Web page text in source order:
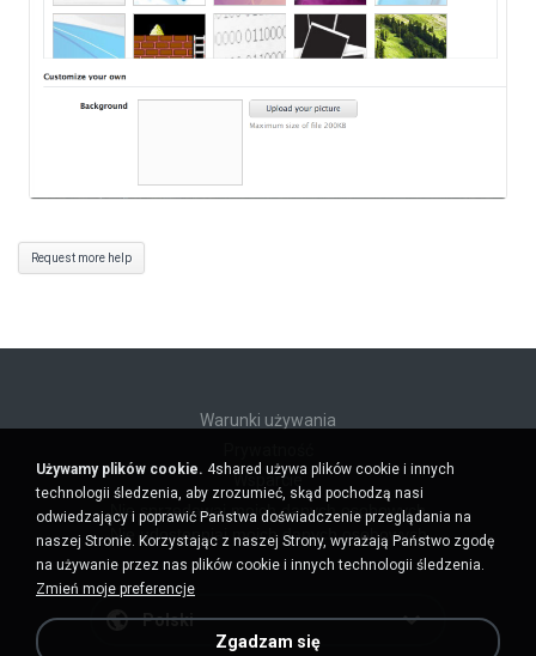
Request more help
Warunki używania
Wsparcie
Nie sprzedawaj moich danych osobowych
Nie udostępniaj moich danych osobowych
Polski
Używamy plików cookie. 4shared używa plików cookie i innych
technologii śledzenia, aby zrozumieć, skąd pochodzą nasi
odwiedzający i poprawić Państwa doświadczenie przeglądania na
naszej Stronie. Korzystając z naszej Strony, wyrażają Państwo zgodę
na używanie przez nas plików cookie i innych technologii śledzenia.
Zmień moje preferencje
Zgadzam się